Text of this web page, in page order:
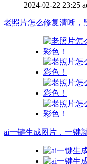
2024-02-22 23:25
老照片怎么修复清晰，
ai一键生成图片，一键